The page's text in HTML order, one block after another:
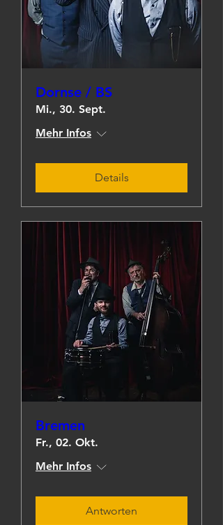
Dornse / BS
Mi., 30. Sept.
Mehr Infos
Details
Bremen
Fr., 02. Okt.
Mehr Infos
Antworten